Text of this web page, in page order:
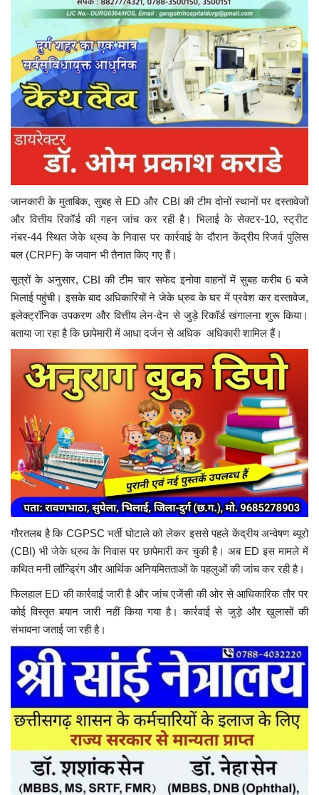
जानकारी के मुताबिक, सुबह से ED और CBI की टीम दोनों स्थानों पर दस्तावेजों
और वित्तीय रिकॉर्ड की गहन जांच कर रही है। भिलाई के सेक्टर-10, स्ट्रीट
नंबर-44 स्थित जेके ध्रुव के निवास पर कार्रवाई के दौरान केंद्रीय रिजर्व पुलिस
बल (CRPF) के जवान भी तैनात किए गए हैं।
सूत्रों के अनुसार, CBI की टीम चार सफेद इनोवा वाहनों में सुबह करीब 6 बजे
भिलाई पहुंची। इसके बाद अधिकारियों ने जेके ध्रुव के घर में प्रवेश कर दस्तावेज,
इलेक्ट्रॉनिक उपकरण और वित्तीय लेन-देन से जुड़े रिकॉर्ड खंगालना शुरू किया।
बताया जा रहा है कि छापेमारी में आधा दर्जन से अधिक अधिकारी शामिल हैं।
गौरतलब है कि CGPSC भर्ती घोटाले को लेकर इससे पहले केंद्रीय अन्वेषण ब्यूरो
(CBI) भी जेके ध्रुव के निवास पर छापेमारी कर चुकी है। अब ED इस मामले में
कथित मनी लॉन्ड्रिंग और आर्थिक अनियमितताओं के पहलुओं की जांच कर रही है।
फिलहाल ED की कार्रवाई जारी है और जांच एजेंसी की ओर से आधिकारिक तौर पर
कोई विस्तृत बयान जारी नहीं किया गया है। कार्रवाई से जुड़े और खुलासों की
संभावना जताई जा रही है।